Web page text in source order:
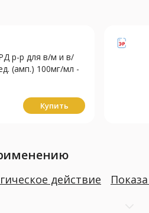
р-р для в/м и в/
(амп.) 100мг/мл -
Купить
действие